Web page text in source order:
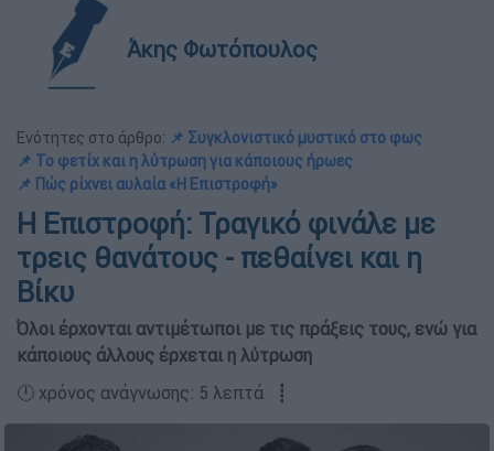
Άκης Φωτόπουλος
Ενότητες στο άρθρο: 📌 Συγκλονιστικό μυστικό στο φως
📌 Το φετίχ και η λύτρωση για κάποιους ήρωες
📌 Πώς ρίχνει αυλαία «Η Επιστροφή»
Η Επιστροφή: Τραγικό φινάλε με
τρεις θανάτους - πεθαίνει και η
Βίκυ
Όλοι έρχονται αντιμέτωποι με τις πράξεις τους, ενώ για
κάποιους άλλους έρχεται η λύτρωση
🕛 χρόνος ανάγνωσης: 5 λεπτά ┋